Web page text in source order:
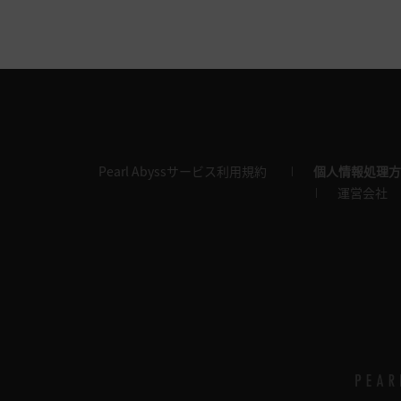
Pearl Abyssサービス利用規約
個人情報処理
運営会社